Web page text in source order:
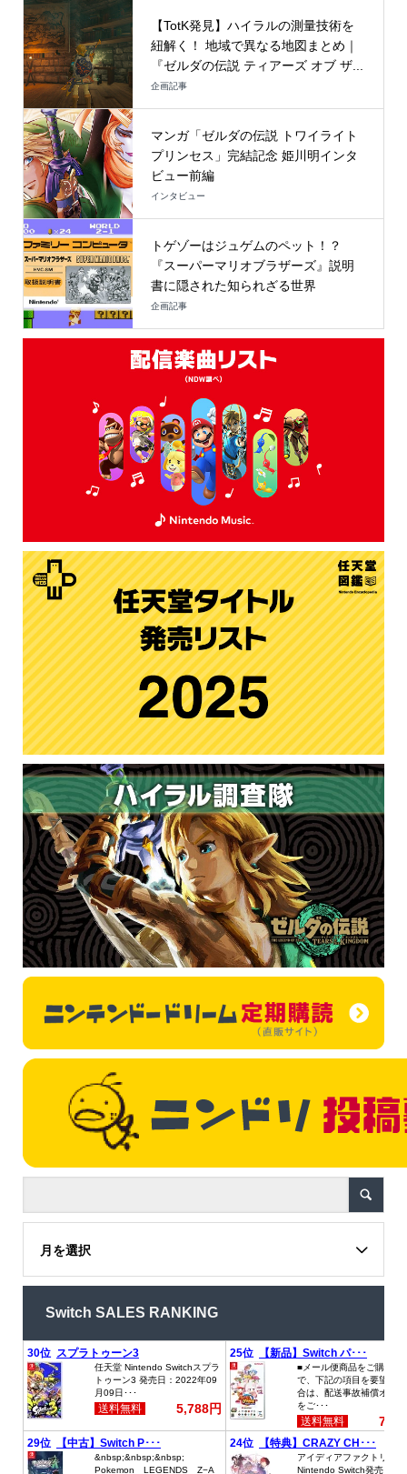
【TotK発見】ハイラルの測量技術を
紐解く！ 地域で異なる地図まとめ｜
『ゼルダの伝説 ティアーズ オブ ザ...
企画記事
マンガ「ゼルダの伝説 トワイライト
プリンセス」完結記念 姫川明インタ
ビュー前編
インタビュー
トゲゾーはジュゲムのペット！？
『スーパーマリオブラザーズ』説明
書に隠された知られざる世界
企画記事
月を選択
Switch SALES RANKING